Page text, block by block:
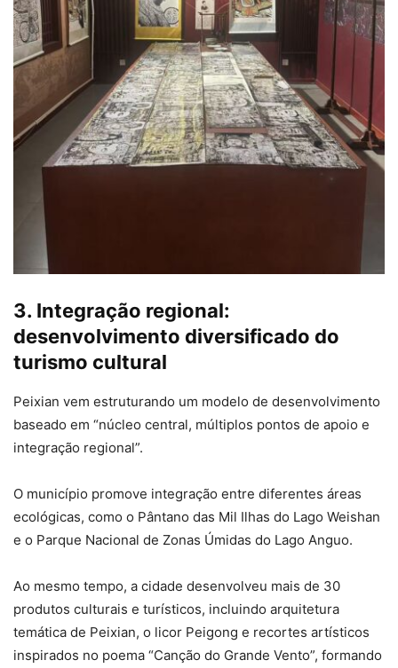
3. Integração regional:
desenvolvimento diversificado do
turismo cultural
Peixian vem estruturando um modelo de desenvolvimento
baseado em “núcleo central, múltiplos pontos de apoio e
integração regional”.
O município promove integração entre diferentes áreas
ecológicas, como o Pântano das Mil Ilhas do Lago Weishan
e o Parque Nacional de Zonas Úmidas do Lago Anguo.
Ao mesmo tempo, a cidade desenvolveu mais de 30
produtos culturais e turísticos, incluindo arquitetura
temática de Peixian, o licor Peigong e recortes artísticos
inspirados no poema “Canção do Grande Vento”, formando